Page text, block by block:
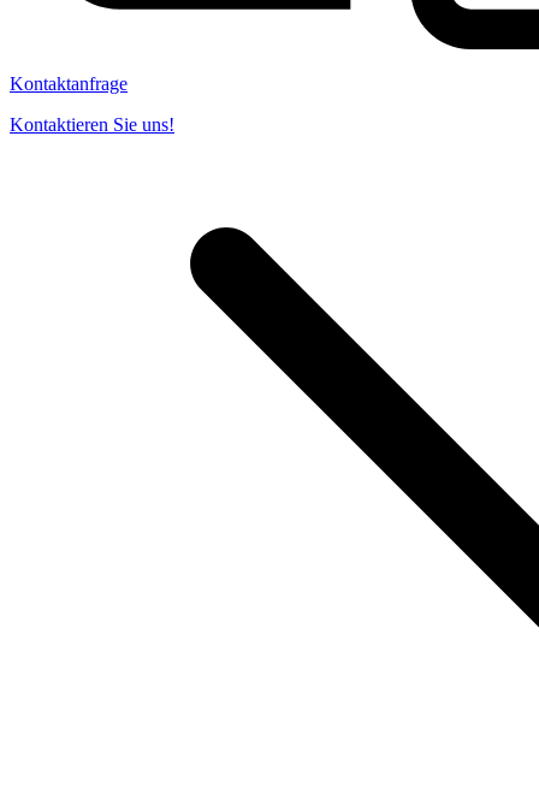
Kontaktanfrage
Kontaktieren Sie uns!